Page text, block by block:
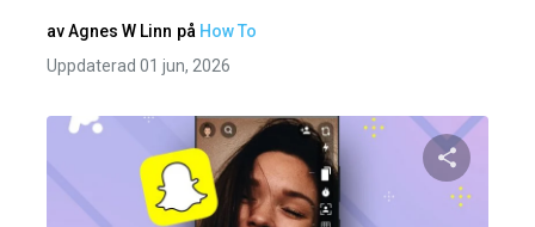
avAgnes W Linn på How To
Uppdaterad 01 jun, 2026
Dela